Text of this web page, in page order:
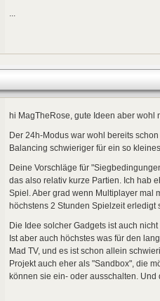
...
hi MagTheRose, gute Ideen aber wohl
Der 24h-Modus war wohl bereits
Balancing schwieriger für ein so
Deine Vorschläge für
das also relativ kurze Partien. Ich hab
Spiel. Aber grad wenn Multiplayer mal
höchstens 2 Stunden Spielzeit erledigt
Die Idee solcher Gadgets ist auch
Ist aber auch höchstes was für den
Mad TV, und es ist schon allein
Projekt auch eher als "Sandbox", die
können sie ein- oder ausschalten.